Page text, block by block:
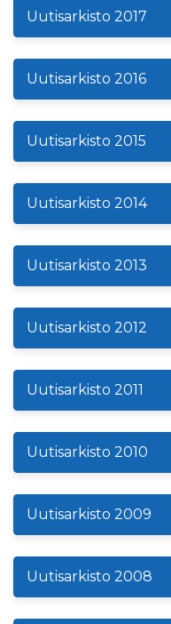
Uutisarkisto 2017
Uutisarkisto 2016
Uutisarkisto 2015
Uutisarkisto 2014
Uutisarkisto 2013
Uutisarkisto 2012
Uutisarkisto 2011
Uutisarkisto 2010
Uutisarkisto 2009
Uutisarkisto 2008